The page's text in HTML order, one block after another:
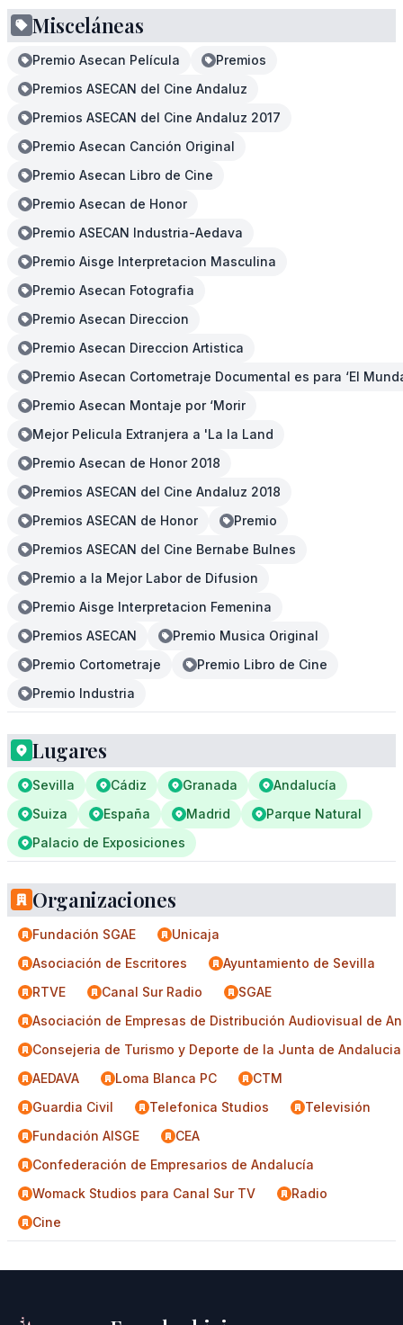
Misceláneas
Premio Asecan Película
Premios
Premios ASECAN del Cine Andaluz
Premios ASECAN del Cine Andaluz 2017
Premio Asecan Canción Original
Premio Asecan Libro de Cine
Premio Asecan de Honor
Premio ASECAN Industria-Aedava
Premio Aisge Interpretacion Masculina
Premio Asecan Fotografia
Premio Asecan Direccion
Premio Asecan Direccion Artistica
Premio Asecan Cortometraje Documental es para ‘El
Premio Asecan Montaje por ‘Morir
Mejor Pelicula Extranjera a 'La la Land
Premio Asecan de Honor 2018
Premios ASECAN del Cine Andaluz 2018
Premios ASECAN de Honor
Premio
Premios ASECAN del Cine Bernabe Bulnes
Premio a la Mejor Labor de Difusion
Premio Aisge Interpretacion Femenina
Premios ASECAN
Premio Musica Original
Premio Cortometraje
Premio Libro de Cine
Premio Industria
Lugares
Sevilla Cádiz Granada
Andalucía
Suiza
España Madrid
Parque Natural
Palacio de Exposiciones
Organizaciones
Fundación SGAE
Unicaja
Asociación de Escritores
Ayuntamiento de Sevilla
RTVE
Canal Sur Radio
SGAE
Asociación de Empresas de Distribución Audiovisual de
Consejeria de Turismo y Deporte de la Junta de Andalucia
AEDAVA
Loma Blanca PC
CTM
Guardia Civil
Telefonica Studios
Televisión
Fundación AISGE
CEA
Confederación de Empresarios de Andalucía
Womack Studios para Canal Sur TV
Radio
Cine